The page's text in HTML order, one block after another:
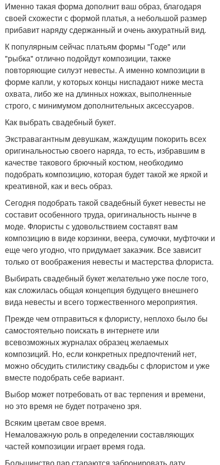
Именно такая форма дополнит ваш образ, благодаря
своей схожести с формой платья, а небольшой размер
прибавит наряду сдержанный и очень аккуратный вид.
К популярным сейчас платьям формы "Годе" или
"рыбка" отлично подойдут композиции, также
повторяющие силуэт невесты. А именно композиции в
форме капли, у которых концы ниспадают ниже места
охвата, либо же на длинных ножках, выполненные
строго, с минимумом дополнительных аксессуаров.
Как выбрать свадебный букет.
Экстравагантным девушкам, жаждущим покорить всех
оригинальностью своего наряда, то есть, избравшим в
качестве такового брючный костюм, необходимо
подобрать композицию, которая будет такой же яркой и
креативной, как и весь образ.
Сегодня подобрать такой свадебный букет невесты не
составит особенного труда, оригинальность нынче в
моде. Флористы с удовольствием составят вам
композицию в виде корзинки, веера, сумочки, муфточки и
еще чего угодно, что придумает заказчик. Все зависит
только от воображения невесты и мастерства флориста.
Выбирать свадебный букет желательно уже после того,
как сложилась общая концепция будущего внешнего
вида невесты и всего торжественного мероприятия.
Прежде чем отправиться к флористу, неплохо было бы
самостоятельно поискать в интернете или
всевозможных журналах образец желаемых
композиций. Но, если конкретных предпочтений нет,
можно обсудить стилистику свадьбы с флористом и уже
вместе подобрать себе вариант.
Выбор может потребовать от вас терпения и времени,
но это время не будет потрачено зря.
Всяким цветам свое время.
Немаловажную роль в определении составляющих
частей композиции играет время года.